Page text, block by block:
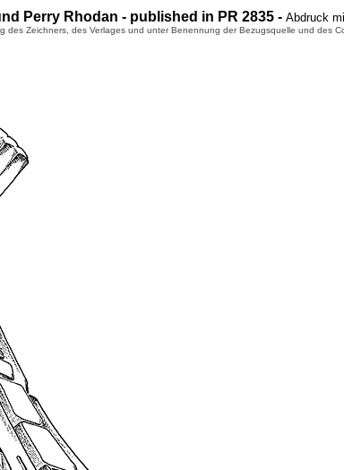
Perry Rhodan - published in PR 2835 - Abdruck
Zeichners, des Verlages und unter Benennung der Bezugsquelle und des